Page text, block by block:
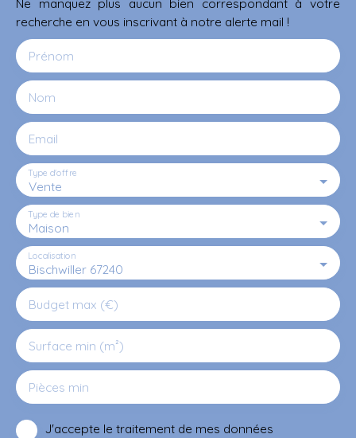
Ne manquez plus aucun bien correspondant à votre
recherche en vous inscrivant à notre alerte mail !
Prénom
Nom
Email
Vente
Type d'offre
Maison
Type de bien
Bischwiller 67240
Localisation
Budget max (€)
Surface min (m²)
Pièces min
J'accepte le traitement de mes données